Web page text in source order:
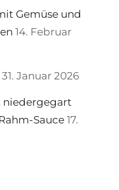
Gemüse und
14. Februar
31. Januar 2026
niedergegart
Sauce 17.